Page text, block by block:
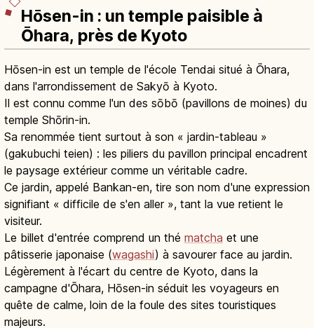
Hōsen-in : un temple paisible à
Ōhara, près de Kyoto
Hōsen-in est un temple de l'école Tendai situé à Ōhara,
dans l'arrondissement de Sakyō à Kyoto.
Il est connu comme l'un des sōbō (pavillons de moines) du
temple Shōrin-in.
Sa renommée tient surtout à son « jardin-tableau »
(gakubuchi teien) : les piliers du pavillon principal encadrent
le paysage extérieur comme un véritable cadre.
Ce jardin, appelé Bankan-en, tire son nom d'une expression
signifiant « difficile de s'en aller », tant la vue retient le
visiteur.
Le billet d'entrée comprend un thé matcha et une
pâtisserie japonaise (wagashi) à savourer face au jardin.
Légèrement à l'écart du centre de Kyoto, dans la
campagne d'Ōhara, Hōsen-in séduit les voyageurs en
quête de calme, loin de la foule des sites touristiques
majeurs.